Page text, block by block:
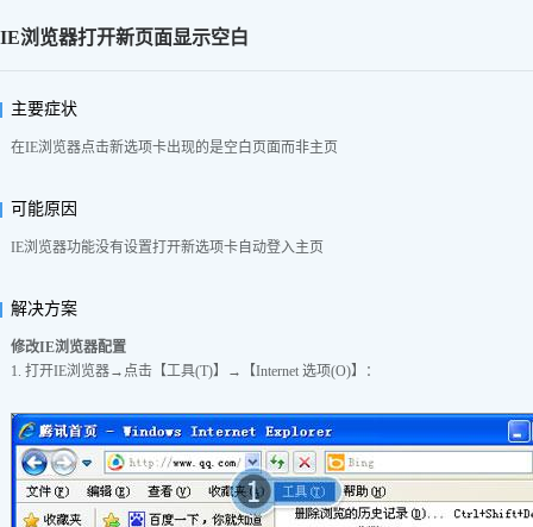
IE浏览器打开新页面显示空白
主要症状
在IE浏览器点击新选项卡出现的是空白页面而非主页
可能原因
IE浏览器功能没有设置打开新选项卡自动登入主页
解决方案
修改IE浏览器配置
1. 打开IE浏览器→点击【工具(T)】→【Internet 选项(O)】：